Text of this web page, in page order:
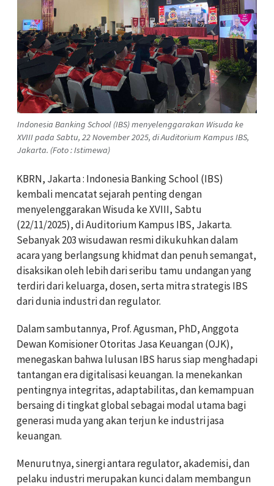
Indonesia Banking School (IBS) menyelenggarakan Wisuda ke
XVIII pada Sabtu, 22 November 2025, di Auditorium Kampus IBS,
Jakarta. (Foto : Istimewa)
KBRN, Jakarta : Indonesia Banking School (IBS)
kembali mencatat sejarah penting dengan
menyelenggarakan Wisuda ke XVIII, Sabtu
(22/11/2025), di Auditorium Kampus IBS, Jakarta.
Sebanyak 203 wisudawan resmi dikukuhkan dalam
acara yang berlangsung khidmat dan penuh semangat,
disaksikan oleh lebih dari seribu tamu undangan yang
terdiri dari keluarga, dosen, serta mitra strategis IBS
dari dunia industri dan regulator.
Dalam sambutannya, Prof. Agusman, PhD, Anggota
Dewan Komisioner Otoritas Jasa Keuangan (OJK),
menegaskan bahwa lulusan IBS harus siap menghadapi
tantangan era digitalisasi keuangan. Ia menekankan
pentingnya integritas, adaptabilitas, dan kemampuan
bersaing di tingkat global sebagai modal utama bagi
generasi muda yang akan terjun ke industri jasa
keuangan.
Menurutnya, sinergi antara regulator, akademisi, dan
pelaku industri merupakan kunci dalam membangun